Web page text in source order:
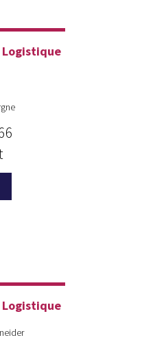
Logistique
Logistique